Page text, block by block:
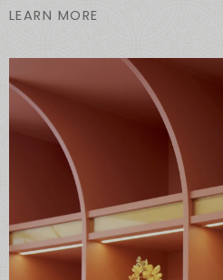
LEARN MORE